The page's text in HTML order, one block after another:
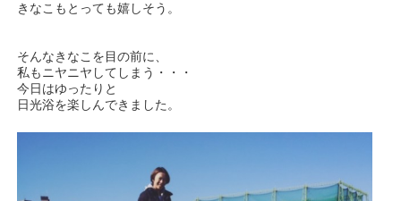
きなこもとっても嬉しそう。
そんなきなこを目の前に、
私もニヤニヤしてしまう・・・
今日はゆったりと
日光浴を楽しんできました。